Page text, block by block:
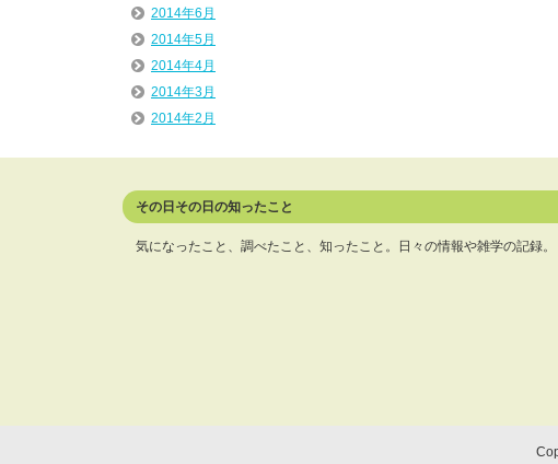
2014年6月
2014年5月
2014年4月
2014年3月
2014年2月
その日その日の知ったこと
気になったこと、調べたこと、知ったこと。日々の情報や雑学の記録。